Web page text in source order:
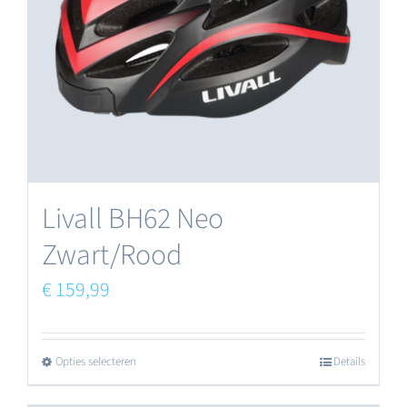
kan
gekozen
worden
op
productpagina
Livall BH62 Neo
Zwart/Rood
€159,99
Opties selecteren Details